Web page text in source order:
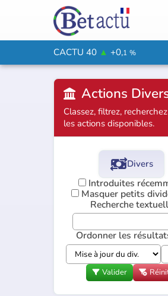
CACTU 40 ▲ +0,1 %
 Actions
Classez, filtrez,
les actions disponibles.
Divers
Introduites
Masquer petits
Recherche
Ordonner les
 Valider 